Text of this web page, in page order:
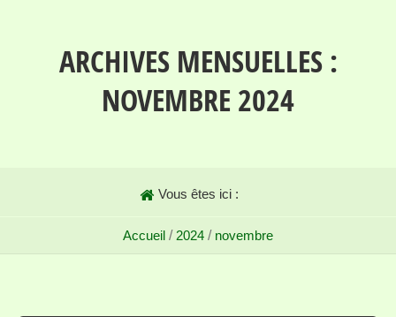
ARCHIVES MENSUELLES :
NOVEMBRE 2024
Vous êtes ici :
Accueil / 2024 / novembre